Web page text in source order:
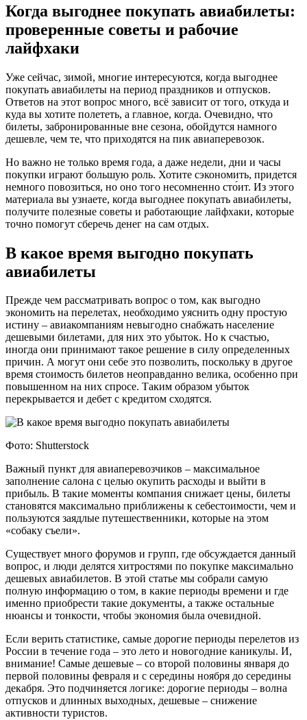
Когда выгоднее покупать авиабилеты:
проверенные советы и рабочие
лайфхаки
Уже сейчас, зимой, многие интересуются, когда выгоднее
покупать авиабилеты на период праздников и отпусков.
Ответов на этот вопрос много, всё зависит от того, откуда и
куда вы хотите полететь, а главное, когда. Очевидно, что
билеты, забронированные вне сезона, обойдутся намного
дешевле, чем те, что приходятся на пик авиаперевозок.
Но важно не только время года, а даже недели, дни и часы
покупки играют большую роль. Хотите сэкономить, придется
немного повозиться, но оно того несомненно сто́ит. Из этого
материала вы узнаете, когда выгоднее покупать авиабилеты,
получите полезные советы и работающие лайфхаки, которые
точно помогут сберечь денег на сам отдых.
В какое время выгодно покупать
авиабилеты
Прежде чем рассматривать вопрос о том, как выгодно
экономить на перелетах, необходимо уяснить одну простую
истину – авиакомпаниям невыгодно снабжать население
дешевыми билетами, для них это убыток. Но к счастью,
иногда они принимают такое решение в силу определенных
причин. А могут они себе это позволить, поскольку в другое
время стоимость билетов неоправданно велика, особенно при
повышенном на них спросе. Таким образом убыток
перекрывается и дебет с кредитом сходятся.
Фото: Shutterstock
Важный пункт для авиаперевозчиков – максимальное
заполнение салона с целью окупить расходы и выйти в
прибыль. В такие моменты компания снижает цены, билеты
становятся максимально приближены к себестоимости, чем и
пользуются заядлые путешественники, которые на этом
«собаку съели».
Существует много форумов и групп, где обсуждается данный
вопрос, и люди делятся хитростями по покупке максимально
дешевых авиабилетов. В этой статье мы собрали самую
полную информацию о том, в какие периоды времени и где
именно приобрести такие документы, а также остальные
нюансы и тонкости, чтобы экономия была очевидной.
Если верить статистике, самые дорогие периоды перелетов из
России в течение года – это лето и новогодние каникулы. И,
внимание! Самые дешевые – со второй половины января до
первой половины февраля и с середины ноября до середины
декабря. Это подчиняется логике: дорогие периоды – волна
отпусков и длинных выходных, дешевые – снижение
активности туристов.